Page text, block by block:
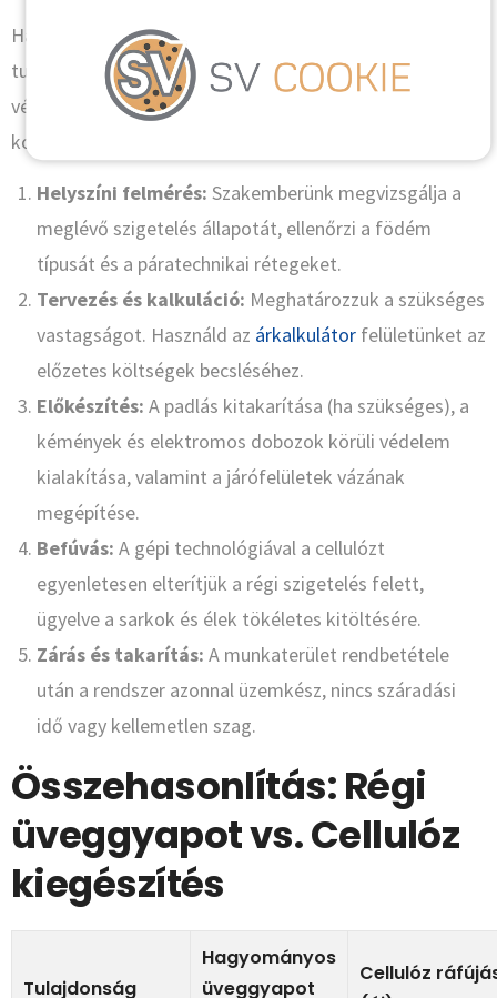
Ha eldöntötted, hogy belevágsz a felújításba, érdemes
tudni, mi vár rád. A folyamat logikus és átlátható, a
végeredmény pedig azonnal érezhető lesz a
komfortérzeteden.
Helyszíni felmérés: Szakemberünk megvizsgálja a
meglévő szigetelés állapotát, ellenőrzi a födém
típusát és a páratechnikai rétegeket.
Tervezés és kalkuláció: Meghatározzuk a szükséges
vastagságot. Használd az árkalkulátor felületünket az
előzetes költségek becsléséhez.
Előkészítés: A padlás kitakarítása (ha szükséges), a
kémények és elektromos dobozok körüli védelem
kialakítása, valamint a járófelületek vázának
megépítése.
Befúvás: A gépi technológiával a cellulózt
egyenletesen elterítjük a régi szigetelés felett,
ügyelve a sarkok és élek tökéletes kitöltésére.
Zárás és takarítás: A munkaterület rendbetétele
után a rendszer azonnal üzemkész, nincs száradási
idő vagy kellemetlen szag.
Összehasonlítás: Régi
üveggyapot vs. Cellulóz
kiegészítés
Tulajdonság
Hagyományos
üveggyapot
Cellulóz